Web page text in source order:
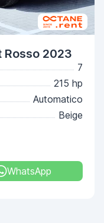
Rosso 2023
7
215 hp
Automatico
Beige
WhatsApp